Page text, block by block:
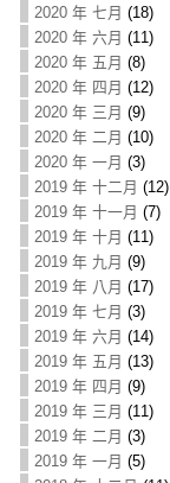
2020 年 七月 (18)
2020 年 六月 (11)
2020 年 五月 (8)
2020 年 四月 (12)
2020 年 三月 (9)
2020 年 二月 (10)
2020 年 一月 (3)
2019 年 十二月 (12)
2019 年 十一月 (7)
2019 年 十月 (11)
2019 年 九月 (9)
2019 年 八月 (17)
2019 年 七月 (3)
2019 年 六月 (14)
2019 年 五月 (13)
2019 年 四月 (9)
2019 年 三月 (11)
2019 年 二月 (3)
2019 年 一月 (5)